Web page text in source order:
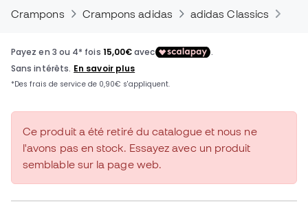
Crampons Crampons adidas adidas Classics
Ce produit a été retiré du catalogue et nous ne
l'avons pas en stock. Essayez avec un produit
semblable sur la page web.